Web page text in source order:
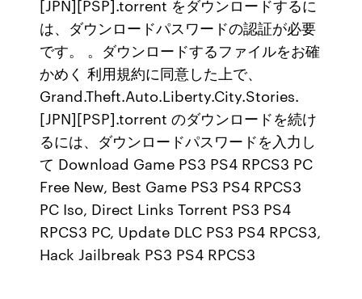
[JPN][PSP].torrent をダウンロードするに
は、ダウンロードパスワードの認証が必要
です。 。ダウンロードするファイルをお確
かめく 利用規約に同意した上で、
Grand.Theft.Auto.Liberty.City.Stories.
[JPN][PSP].torrent のダウンロードを続け
るには、ダウンロードパスワードを入力し
て Download Game PS3 PS4 RPCS3 PC
Free New, Best Game PS3 PS4 RPCS3
PC Iso, Direct Links Torrent PS3 PS4
RPCS3 PC, Update DLC PS3 PS4 RPCS3,
Hack Jailbreak PS3 PS4 RPCS3